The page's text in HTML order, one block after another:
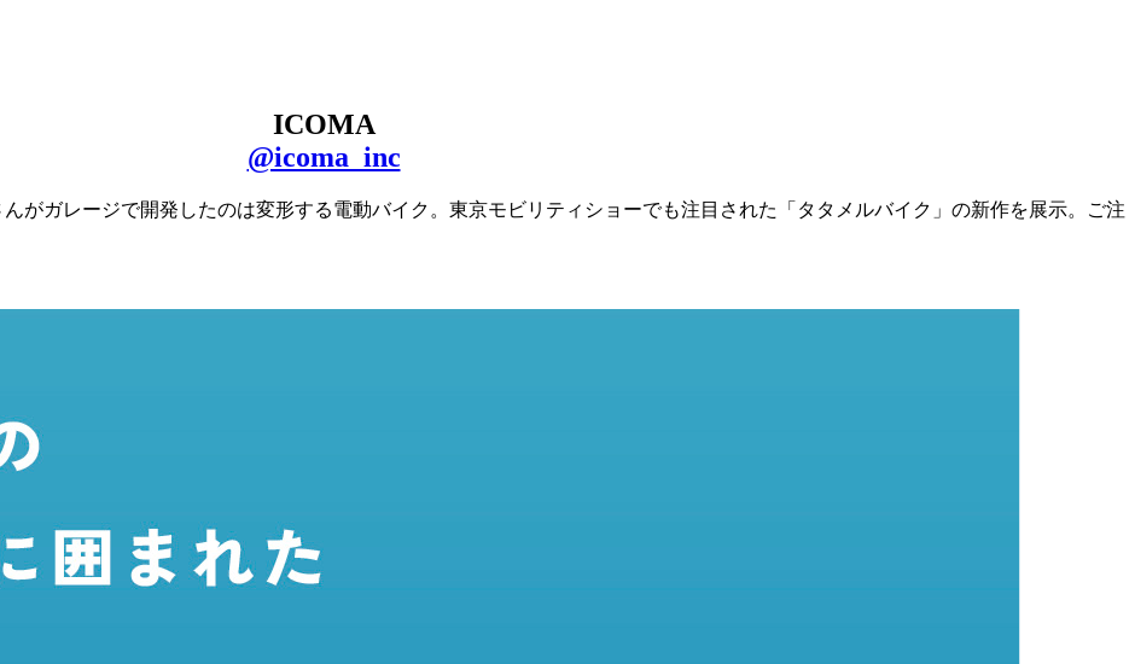
ICOMA
@icoma_inc
がガレージで開発したのは変形する電動バイク。東京モビリティショーでも注目された「タタメルバイク」の新作を展示。ご注